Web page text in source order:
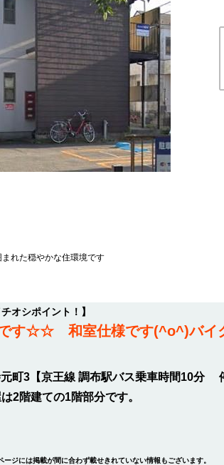
れた穏やかな住環境です
オシポイント！】
です☆☆ 和室仕様です(^o^)バ
町3【京王線 調布駅バス乗車時間10分
2階建ての1階部分です。
ジには掲載が間に合わず載せきれていない情報もございます。